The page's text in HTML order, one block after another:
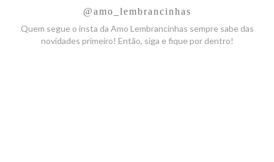
@amo_lembrancinhas
Quem segue o insta da Amo Lembrancinhas sempre sabe das
novidades primeiro! Então, siga e fique por dentro!